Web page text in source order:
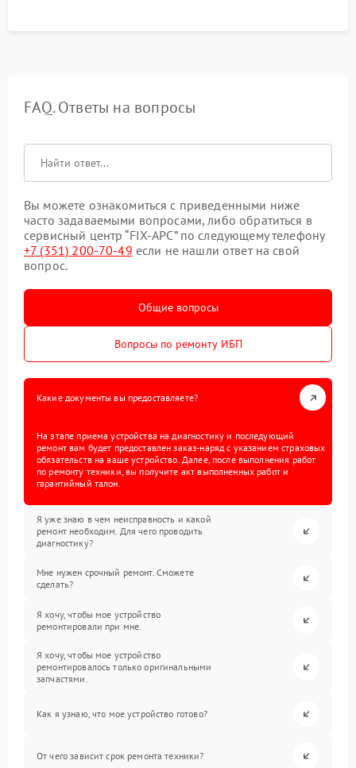
FAQ. Ответы на вопросы
Вы можете ознакомиться с приведенными ниже
часто задаваемыми вопросами, либо обратиться в
сервисный центр “FIX-APC” по следующему телефону
+7 (351) 200-70-49 если не нашли ответ на свой
вопрос.
Общие вопросы
Вопросы по ремонту ИБП
Какие документы вы предоставляете?
На этапе приема устройства на диагностику и последующий
ремонт вам будет предоставлен заказ-наряд с указанием страховых
обязательств на ваше устройство. Далее, после выполнения работ
по ремонту техники, вы получите акт выполненных работ и
гарантийный талон.
Я уже знаю в чем неисправность и какой
ремонт необходим. Для чего проводить
диагностику?
Мне нужен срочный ремонт. Сможете
сделать?
Я хочу, чтобы мое устройство
ремонтировали при мне.
Я хочу, чтобы мое устройство
ремонтировалось только оригинальными
запчастями.
Как я узнаю, что мое устройство готово?
От чего зависит срок ремонта техники?